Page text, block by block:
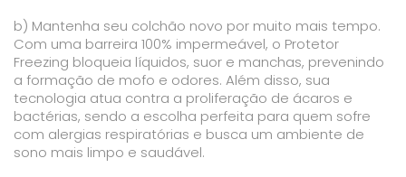
b) Mantenha seu colchão novo por muito mais tempo.
Com uma barreira 100% impermeável, o Protetor
Freezing bloqueia líquidos, suor e manchas, prevenindo
a formação de mofo e odores. Além disso, sua
tecnologia atua contra a proliferação de ácaros e
bactérias, sendo a escolha perfeita para quem sofre
com alergias respiratórias e busca um ambiente de
sono mais limpo e saudável.